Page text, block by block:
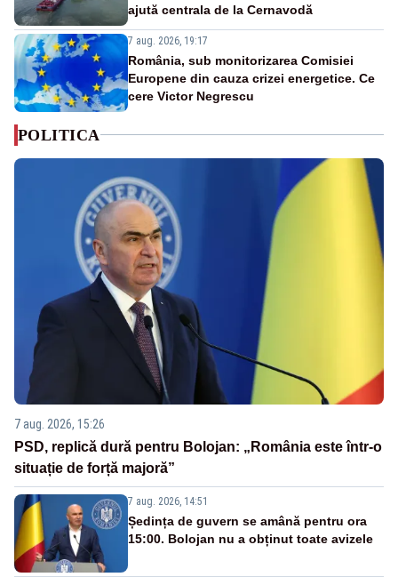
ajută centrala de la Cernavodă
7 aug. 2026, 19:17
România, sub monitorizarea Comisiei
Europene din cauza crizei energetice. Ce
cere Victor Negrescu
POLITICA
7 aug. 2026, 15:26
PSD, replică dură pentru Bolojan: „România este într-o
situație de forță majoră”
7 aug. 2026, 14:51
Ședința de guvern se amână pentru ora
15:00. Bolojan nu a obținut toate avizele